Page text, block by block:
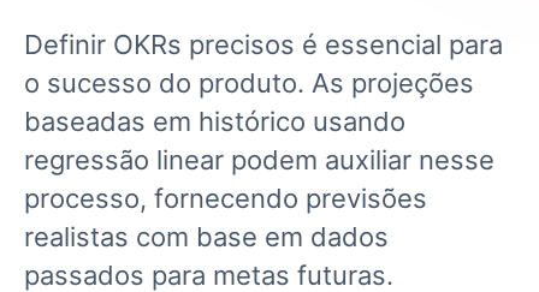
Definir OKRs precisos é essencial para
o sucesso do produto. As projeções
baseadas em histórico usando
regressão linear podem auxiliar nesse
processo, fornecendo previsões
realistas com base em dados
passados para metas futuras.